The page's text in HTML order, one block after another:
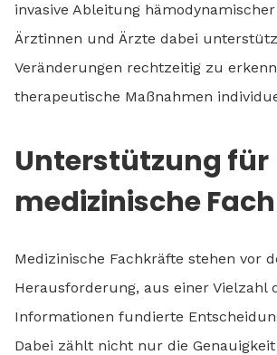
invasive Ableitung
Ärztinnen und Ärzte dabei
Veränderungen rechtzeitig zu
therapeutische Maßnahmen
Unterstützung für
medizinische
Medizinische Fachkräfte stehen vor
Herausforderung, aus einer Vielzahl
Informationen fundierte
Dabei zählt nicht nur die